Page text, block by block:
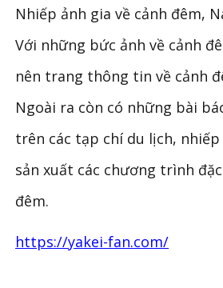
Nhiếp ảnh gia về cảnh đêm,
Với những bức ảnh về cảnh
nên trang thông tin về cảnh
Ngoài ra còn có những bài
trên các tạp chí du lịch,
sản xuất các chương trình
đêm.
https://yakei-fan.com/